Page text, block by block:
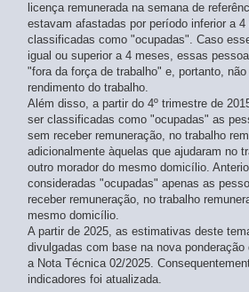
licença remunerada na semana de
estavam afastadas por período inferior a 4
classificadas como "ocupadas". Caso
igual ou superior a 4 meses, essas
"fora da força de trabalho" e, portanto,
rendimento do trabalho.
Além disso, a partir do 4º trimestre de
ser classificadas como "ocupadas" as
sem receber remuneração, no trabalho
adicionalmente àquelas que ajudaram no
outro morador do mesmo domicílio.
consideradas "ocupadas" apenas as
receber remuneração, no trabalho
mesmo domicílio.
A partir de 2025, as estimativas deste
divulgadas com base na nova
a Nota Técnica 02/2025.
indicadores foi atualizada.